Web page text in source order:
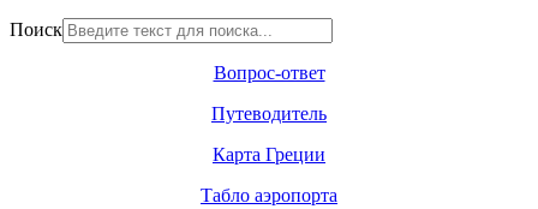
Поиск
Вопрос-ответ
Путеводитель
Карта Греции
Табло аэропорта